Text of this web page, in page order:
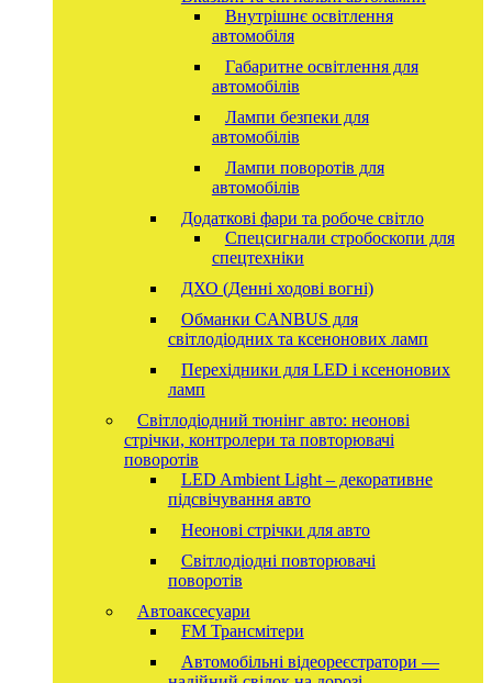
Внутрішнє освітлення
автомобіля
Габаритне освітлення для
автомобілів
Лампи безпеки для
автомобілів
Лампи поворотів для
автомобілів
Додаткові фари та робоче світло
Спецсигнали стробоскопи для
спецтехніки
ДХО (Денні ходові вогні)
Обманки CANBUS для
світлодіодних та ксенонових ламп
Перехідники для LED і ксенонових
ламп
Світлодіодний тюнінг авто: неонові
стрічки, контролери та повторювачі
поворотів
LED Ambient Light – декоративне
підсвічування авто
Неонові стрічки для авто
Світлодіодні повторювачі
поворотів
Автоаксесуари
FM Трансмітери
Автомобільні відеореєстратори —